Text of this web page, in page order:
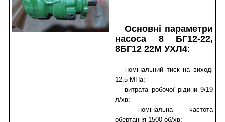
Основні параметри
насоса 8 БГ12-22,
8БГ12 22М УХЛ4:
— номінальний тиск на виході
12,5 МПа;
— витрата робочої рідини 9/19
л/хв;
— номінальна частота
обертання 1500 об/хв;